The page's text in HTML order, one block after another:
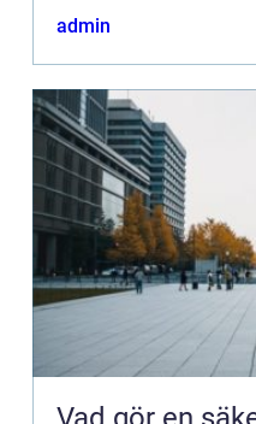
admin